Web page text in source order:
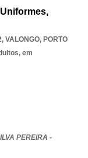
, VALONGO, PORTO
em
PEREIRA -